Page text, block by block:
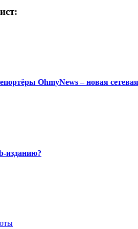
OhmyNews – новая
изданию?